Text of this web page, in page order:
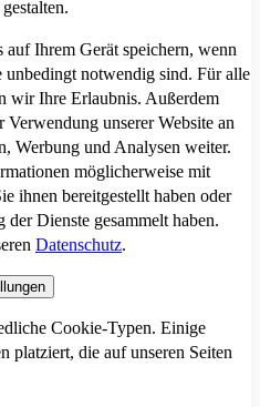
Ihrem Gerät speichern, wenn
unbedingt notwendig sind. Für alle
wir Ihre Erlaubnis. Außerdem
unserer Website an
Werbung und Analysen weiter.
möglicherweise mit
ihnen bereitgestellt haben oder
Dienste gesammelt haben.
Datenschutz.
Cookie-Typen. Einige
platziert, die auf unseren Seiten